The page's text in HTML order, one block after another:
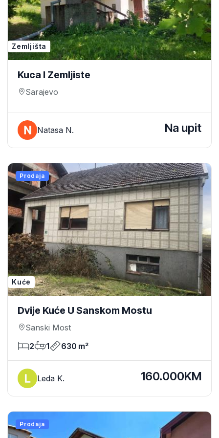
Zemljišta
Kuca I Zemljiste
Sarajevo
Natasa N. Na upit
Prodaja
Kuće
Dvije Kuće U Sanskom Mostu
Sanski Most
2
1 630 m²
Leda K. 160.000KM
Prodaja